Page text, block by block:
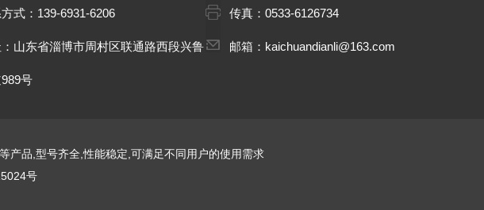
式：139-6931-6206
山东省淄博市周村区联通路西段兴鲁
号
传真：0533-6126734
邮箱：kaichuandianli@163.com
产品,型号齐全,性能稳定,可满足不同用户的使用需求
号